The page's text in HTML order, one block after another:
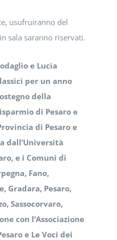
usufruiranno del
sala saranno riservati.
e Lucia
per un anno
della
di Pesaro e
di Pesaro e
dall’Università
e i Comuni di
Fano,
Gradara, Pesaro,
Sassocorvaro,
con l’Associazione
e Le Voci dei